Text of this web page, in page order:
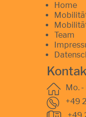
Home
Team
Mo.
+49